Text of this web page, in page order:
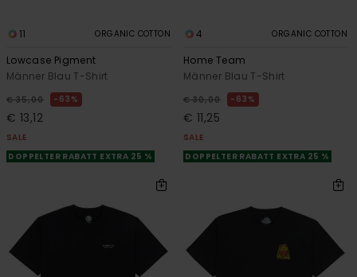
11 ORGANIC COTTON
Lowcase Pigment
Männer Blau T-Shirt
€ 35,00 63%
€ 13,12
SALE
DOPPELTER RABATT EXTRA 25 %
4 ORGANIC COTTON
Home Team
Männer Blau T-Shirt
€ 30,00 63%
€ 11,25
SALE
DOPPELTER RABATT EXTRA 25 %